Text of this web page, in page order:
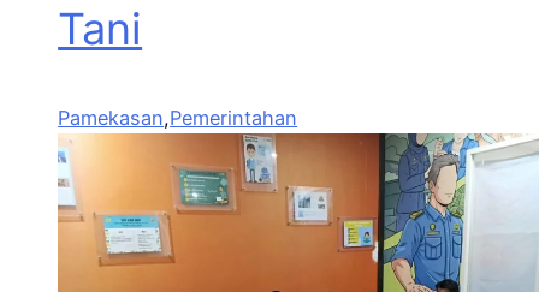
Tani
Pamekasan,Pemerintahan